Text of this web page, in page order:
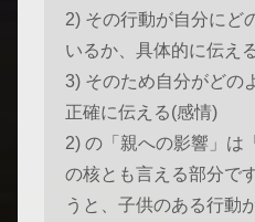
2) その行動が自分にど
いるか、具体的に伝え
3) そのため自分がどの
正確に伝える(感情)
2) の「親への影響」は
の核とも言える部分で
うと、子供のある行動